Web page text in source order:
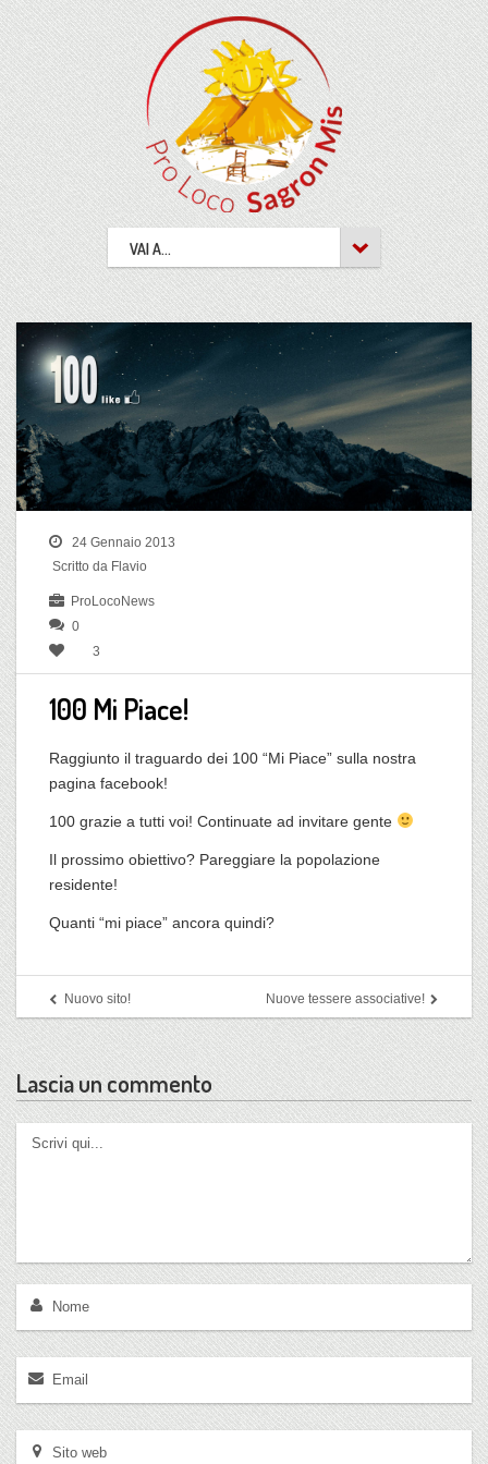
VAI A...
24 Gennaio 2013
Scritto da Flavio
ProLocoNews
0
3
100 Mi Piace!
Raggiunto il traguardo dei 100 “Mi Piace” sulla nostra
pagina facebook!
100 grazie a tutti voi! Continuate ad invitare gente
Il prossimo obiettivo? Pareggiare la popolazione
residente!
Quanti “mi piace” ancora quindi?
Nuovo sito! Nuove tessere associative!
Lascia un commento